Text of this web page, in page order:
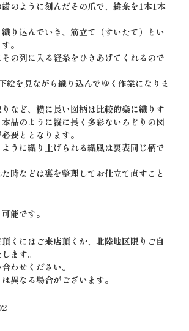
のように刻んだその爪で、緯糸を1本1本
り込んでいき、筋立て（すいたて）とい
。
の列に入る経糸をひきあげてくれるので
絵を見ながら織り込んでゆく作業になりま
など、横に長い図柄は比較的楽に織りす
品のように縦に長く多彩ないろどりの図
要ととなります。
うに織り上げられる織風は裏表同じ柄で
時などは裏を整理してお仕立て直すこと
能です。
くにはご来店頂くか、北陸地区限りご自
ます。
わせください。
異なる場合がございます。